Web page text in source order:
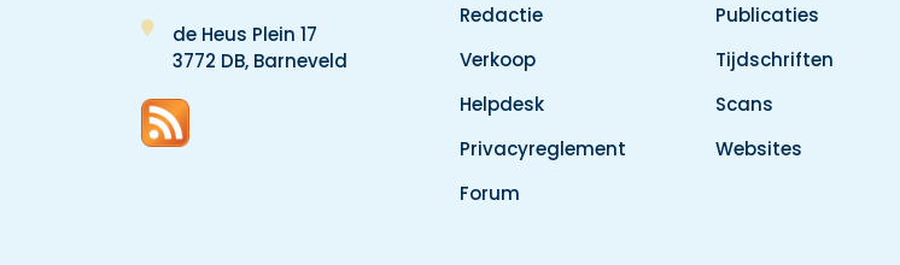
de Heus Plein 17
3772 DB, Barneveld
Redactie
Verkoop
Helpdesk
Privacyreglement
Forum
Publicaties
Tijdschriften
Scans
Websites